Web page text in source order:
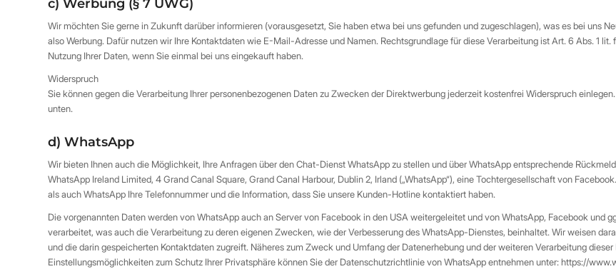
c) Werbung (§ 7 UWG)
Wir möchten Sie gerne in Zukunft darüber informieren (vorausgesetzt, Sie haben etwa bei uns gefunden und zugeschlagen), was es bei uns
also Werbung. Dafür nutzen wir Ihre Kontaktdaten wie E-Mail-Adresse und Namen. Rechtsgrundlage für diese Verarbeitung ist Art. 6 Abs. 1
Nutzung Ihrer Daten, wenn Sie einmal bei uns eingekauft haben.
Widerspruch
Sie können gegen die Verarbeitung Ihrer personenbezogenen Daten zu Zwecken der Direktwerbung jederzeit kostenfrei Widerspruch
unten.
d) WhatsApp
Wir bieten Ihnen auch die Möglichkeit, Ihre Anfragen über den Chat-Dienst WhatsApp zu stellen und über WhatsApp entsprechende
WhatsApp Ireland Limited, 4 Grand Canal Square, Grand Canal Harbour, Dublin 2, Irland („WhatsApp“), eine Tochtergesellschaft von
als auch WhatsApp Ihre Telefonnummer und die Information, dass Sie unsere Kunden-Hotline kontaktiert haben.
Die vorgenannten Daten werden von WhatsApp auch an Server von Facebook in den USA weitergeleitet und von WhatsApp, Facebook
verarbeitet, was auch die Verarbeitung zu deren eigenen Zwecken, wie der Verbesserung des WhatsApp-Dienstes, beinhaltet. Wir weisen
und die darin gespeicherten Kontaktdaten zugreift. Näheres zum Zweck und Umfang der Datenerhebung und der weiteren Verarbeitung
Einstellungsmöglichkeiten zum Schutz Ihrer Privatsphäre können Sie der Datenschutzrichtlinie von WhatsApp entnehmen unter: https://